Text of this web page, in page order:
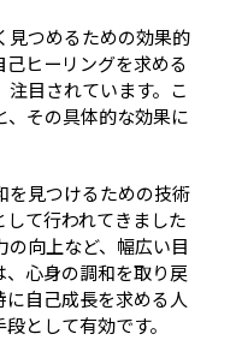
見つめるための効果的
ヒーリングを求める
目されています。こ
、その具体的な効果に
を見つけるための技術
て行われてきました
向上など、幅広い目
、心身の調和を取り戻
自己成長を求める人
として有効です。